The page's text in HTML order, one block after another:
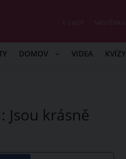
DOMOV VIDEA KVÍZY
Jsou krásně